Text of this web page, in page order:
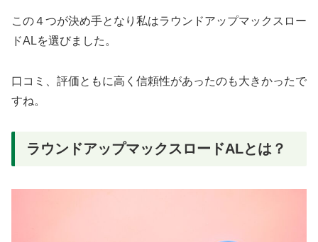
この４つが決め手となり私はラウンドアップマックスロー
ドALを選びました。
口コミ、評価ともに高く信頼性があったのも大きかったで
すね。
ラウンドアップマックスロードALとは？